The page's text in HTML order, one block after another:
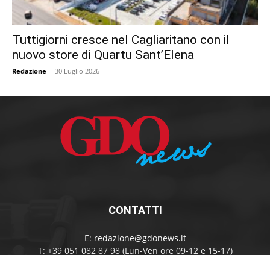
Tuttigiorni cresce nel Cagliaritano con il
nuovo store di Quartu Sant’Elena
Redazione - 30 Luglio 2026
CONTATTI
E: redazione@gdonews.it
T: +39 051 082 87 98 (Lun-Ven ore 09-12 e 15-17)